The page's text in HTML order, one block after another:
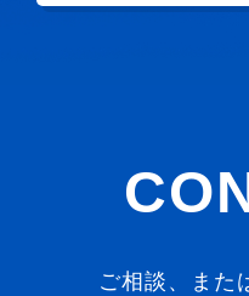
ご相談、また